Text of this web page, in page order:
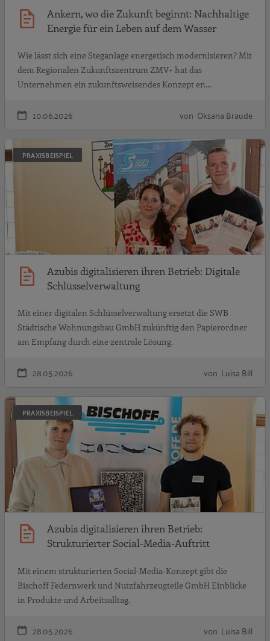
Ankern, wo die Zukunft beginnt: Nachhaltige
Energie für ein Leben auf dem Wasser
Wie lässt sich eine Steganlage energetisch modernisieren? Mit
dem Regionalen Zukunftszentrum ZMV+ hat das
Unternehmen ein zukunftsweisendes Konzept en…
10.06.2026 von Oksana Braude
PRAXISBEISPIEL
Azubis digitalisieren ihren Betrieb: Digitale
Schlüsselverwaltung
Mit einer digitalen Schlüsselverwaltung ersetzt die SWB
Städtische Wohnungsbau GmbH zukünftig den Papierordner
am Empfang durch eine zentrale Lösung.
28.05.2026 von Luisa Bill
PRAXISBEISPIEL
Azubis digitalisieren ihren Betrieb:
Strukturierter Social-Media-Auftritt
Mit einem strukturierten Social-Media-Konzept gibt die
Bischoff Federnwerk und Nutzfahrzeugteile GmbH Einblicke
in Produkte und Arbeitsalltag.
28.05.2026 von Luisa Bill